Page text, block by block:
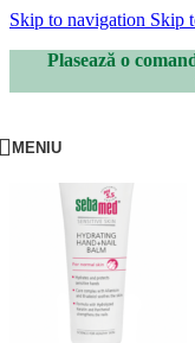
Skip to navigation Skip
Plasează o
MENIU